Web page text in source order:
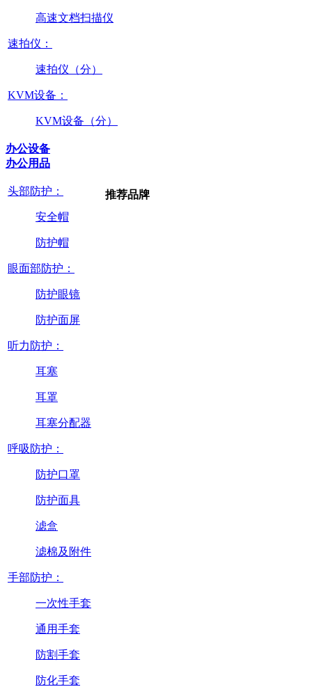
高速文档扫描仪
速拍仪：
速拍仪（分）
KVM设备：
KVM设备（分）
办公设备
办公用品
头部防护：
安全帽
防护帽
眼面部防护：
防护眼镜
防护面屏
听力防护：
耳塞
耳罩
耳塞分配器
呼吸防护：
防护口罩
防护面具
滤盒
滤棉及附件
手部防护：
一次性手套
通用手套
防割手套
防化手套
推荐品牌